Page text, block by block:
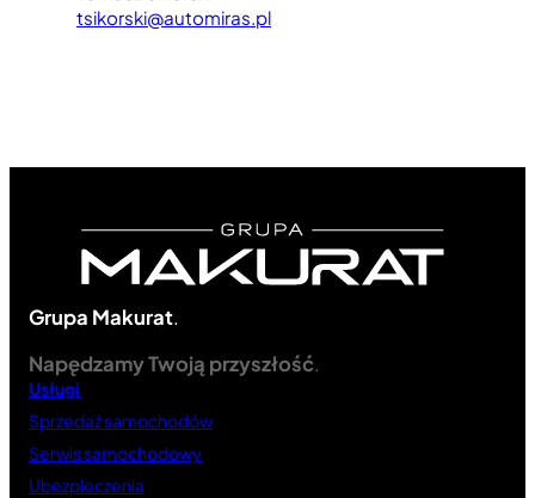
tsikorski@automiras.pl
Grupa Makurat.
Napędzamy Twoją przyszłość.
Usługi
Sprzedaż samochodów
Serwis samochodowy
Ubezpieczenia